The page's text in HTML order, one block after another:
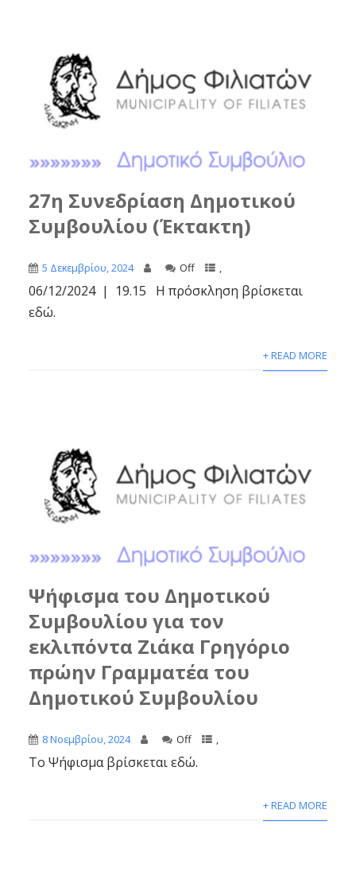
27η Συνεδρίαση Δημοτικού
Συμβουλίου (Έκτακτη)
5 Δεκεμβρίου, 2024 Off
06/12/2024 | 19.15 Η πρόσκληση βρίσκεται
εδώ.
+ READ MORE
Ψήφισμα του Δημοτικού
Συμβουλίου για τον
εκλιπόντα Ζιάκα Γρηγόριο
πρώην Γραμματέα του
Δημοτικού Συμβουλίου
8 Νοεμβρίου, 2024 Off ,
Το Ψήφισμα βρίσκεται εδώ.
+ READ MORE